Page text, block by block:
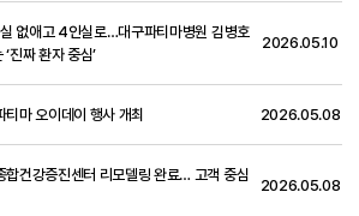
없애고 4인실로…대구파티마병원 김병호
진짜 환자 중심’
2026.05.10
마 오이데이 행사 개최 2026.05.08
합건강증진센터 리모델링 완료… 고객 중심
2026.05.08